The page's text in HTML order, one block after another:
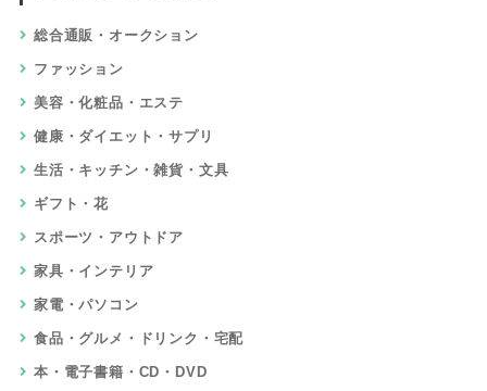
総合通販・オークション
ファッション
美容・化粧品・エステ
健康・ダイエット・サプリ
生活・キッチン・雑貨・文具
ギフト・花
スポーツ・アウトドア
家具・インテリア
家電・パソコン
食品・グルメ・ドリンク・宅配
本・電子書籍・CD・DVD